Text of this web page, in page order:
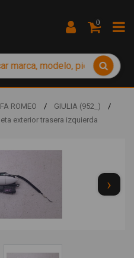
0
ROMEO / GIULIA (952_)
/
exterior trasera izquierda
›